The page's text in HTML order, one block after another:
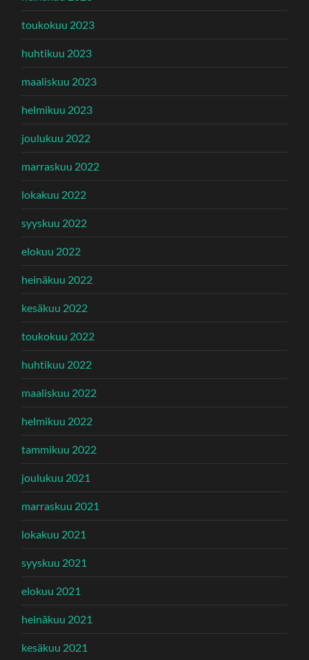
toukokuu 2023
huhtikuu 2023
maaliskuu 2023
helmikuu 2023
joulukuu 2022
marraskuu 2022
lokakuu 2022
syyskuu 2022
elokuu 2022
heinäkuu 2022
kesäkuu 2022
toukokuu 2022
huhtikuu 2022
maaliskuu 2022
helmikuu 2022
tammikuu 2022
joulukuu 2021
marraskuu 2021
lokakuu 2021
syyskuu 2021
elokuu 2021
heinäkuu 2021
kesäkuu 2021